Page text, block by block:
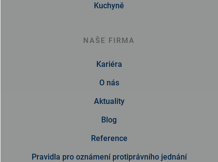
Kuchyně
NAŠE FIRMA
Kariéra
O nás
Aktuality
Blog
Reference
Pravidla pro oznámení protiprávního jednání